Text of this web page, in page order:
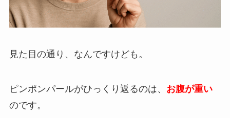
見た目の通り、なんですけども。
ピンポンパールがひっくり返るのは、 お腹が重い
のです。